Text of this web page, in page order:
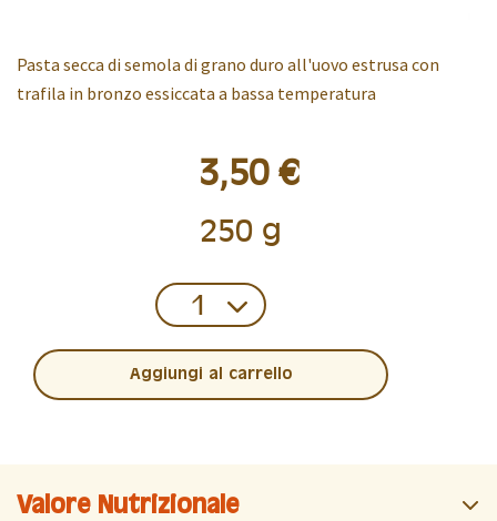
Pasta secca di semola di grano duro all'uovo estrusa con
trafila in bronzo essiccata a bassa temperatura
3,50 €
Confezione
250 g
Aggiungi al carrello
Valore Nutrizionale